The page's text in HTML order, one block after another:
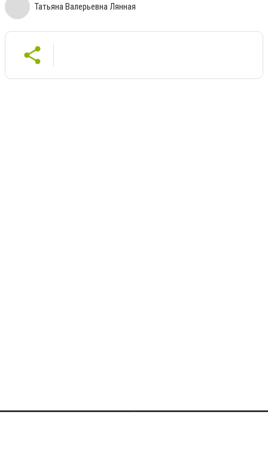
Татьяна Валерьевна Лянная